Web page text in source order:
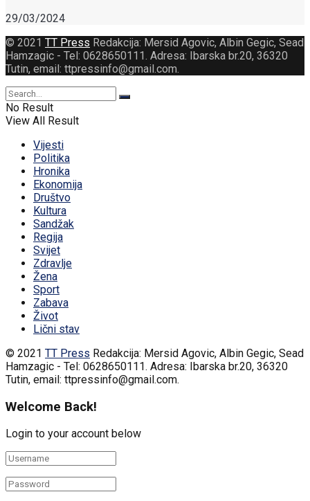
29/03/2024
© 2021 TT Press Redakcija: Mersid Agovic, Albin Gegic, Sead
Hamzagic - Tel: 0628650111. Adresa: Ibarska br.20, 36320
Tutin, email: ttpressinfo@gmail.com.
No Result
View All Result
Vijesti
Politika
Hronika
Ekonomija
Društvo
Kultura
Sandžak
Regija
Svijet
Zdravlje
Žena
Sport
Zabava
Život
Lični stav
© 2021 TT Press Redakcija: Mersid Agovic, Albin Gegic, Sead
Hamzagic - Tel: 0628650111. Adresa: Ibarska br.20, 36320
Tutin, email: ttpressinfo@gmail.com.
Welcome Back!
Login to your account below